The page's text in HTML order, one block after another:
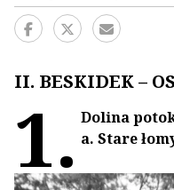
II. BESKIDEK –
1. Dolina
a. Stare